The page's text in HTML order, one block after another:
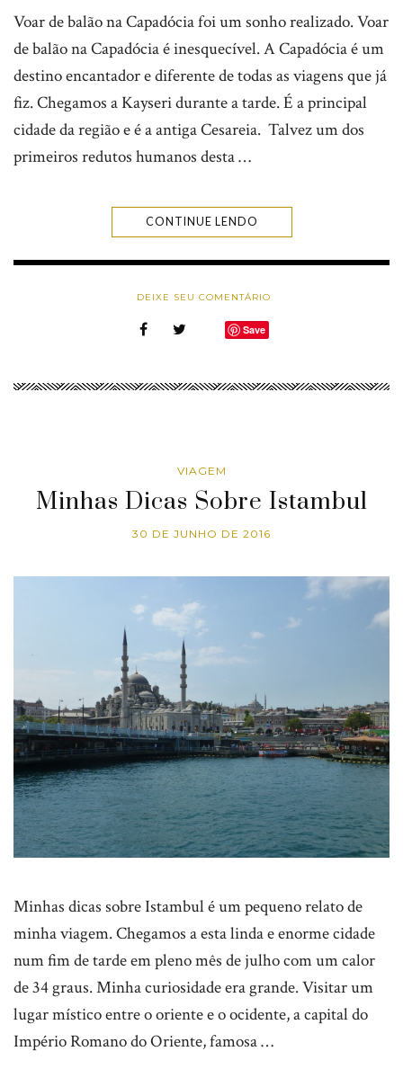
Voar de balão na Capadócia foi um sonho realizado. Voar
de balão na Capadócia é inesquecível. A Capadócia é um
destino encantador e diferente de todas as viagens que já
fiz. Chegamos a Kayseri durante a tarde. É a principal
cidade da região e é a antiga Cesareia. Talvez um dos
primeiros redutos humanos desta …
CONTINUE LENDO
DEIXE SEU COMENTÁRIO
Save
VIAGEM
Minhas Dicas Sobre Istambul
30 DE JUNHO DE 2016
Minhas dicas sobre Istambul é um pequeno relato de
minha viagem. Chegamos a esta linda e enorme cidade
num fim de tarde em pleno mês de julho com um calor
de 34 graus. Minha curiosidade era grande. Visitar um
lugar místico entre o oriente e o ocidente, a capital do
Império Romano do Oriente, famosa …